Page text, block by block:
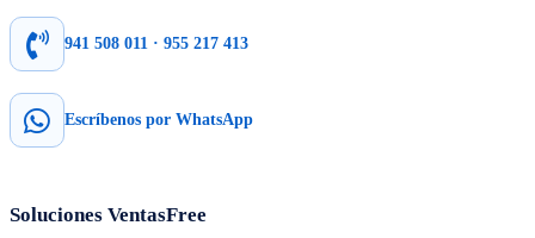
941 508 011 · 955 217 413
Escríbenos por WhatsApp
Soluciones VentasFree